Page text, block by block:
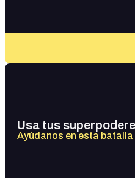
Usa tus
Ayúdanos en esta